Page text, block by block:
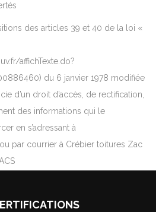
des articles 39 et 40 de la loi «
affichTexte.do?
du 6 janvier 1978 modifiée
d’un droit d’accès, de rectification,
des informations qui le
en s’adressant à
par courrier à Crébier toitures Zac